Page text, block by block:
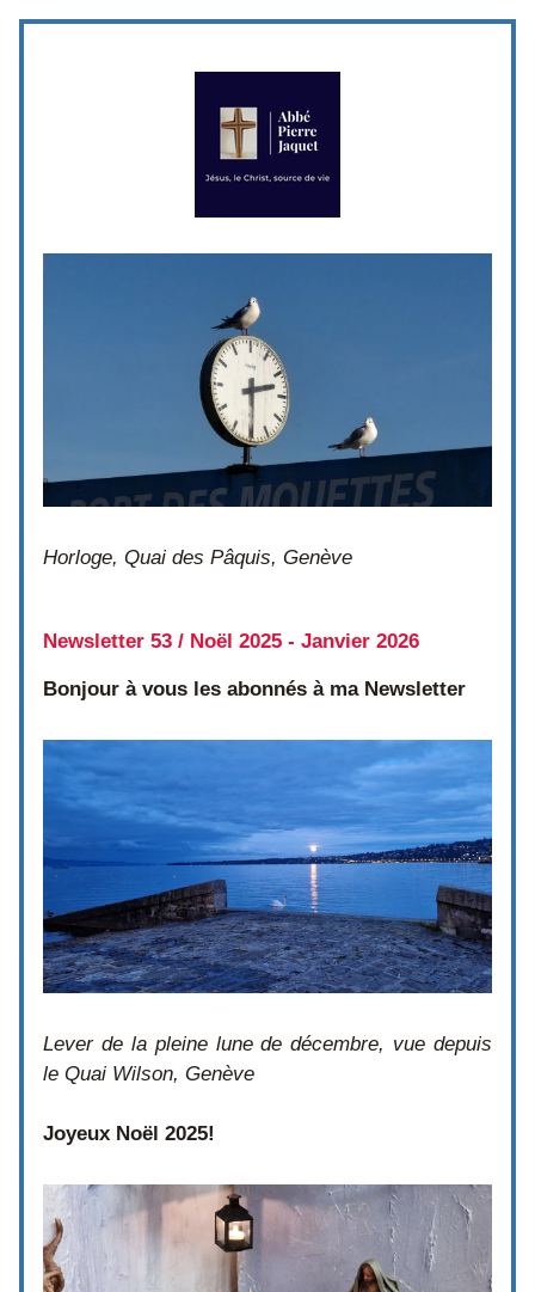
Horloge, Quai des Pâquis, Genève
Newsletter 53 / Noël 2025 - Janvier 2026
Bonjour à vous les abonnés à ma Newsletter
Lever de la pleine lune de décembre, vue depuis
le Quai Wilson, Genève
Joyeux Noël 2025!